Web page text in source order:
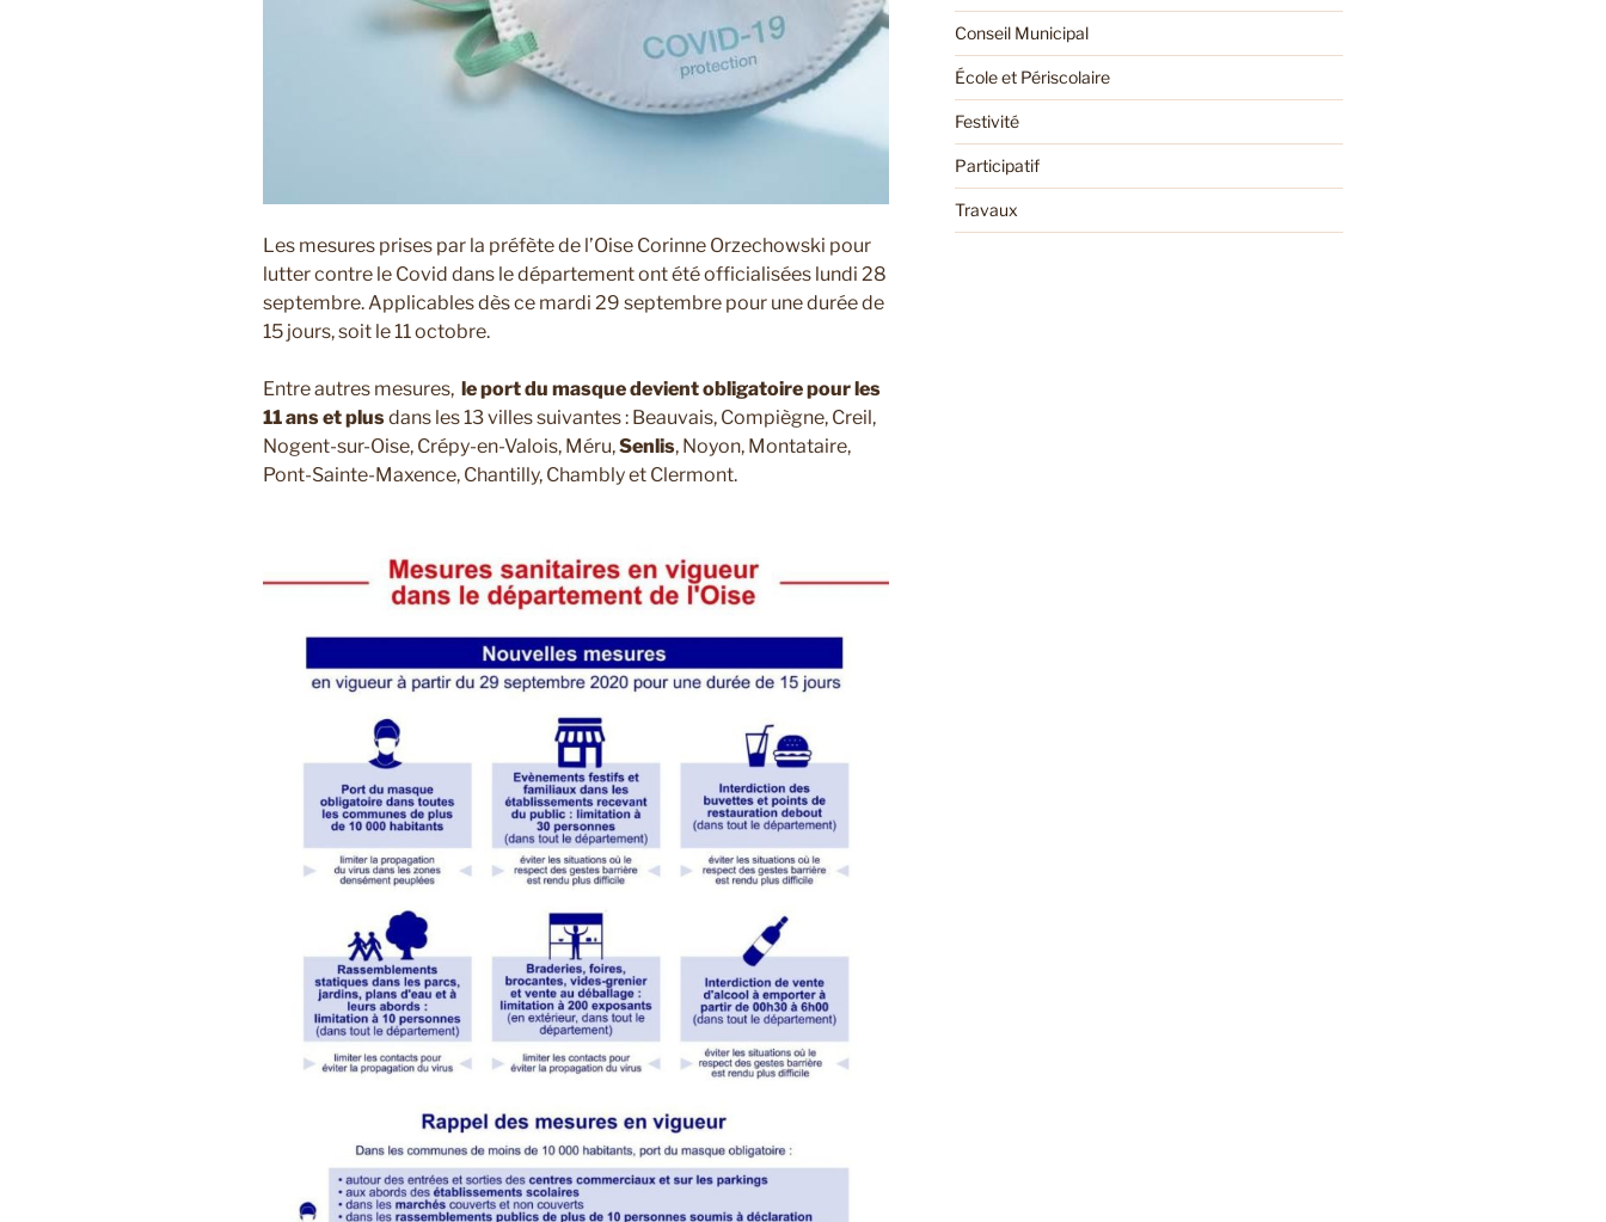
Les mesures prises par la préfète de l’Oise Corinne Orzechowski pour
lutter contre le Covid dans le département ont été officialisées lundi 28
septembre. Applicables dès ce mardi 29 septembre pour une durée de
15 jours, soit le 11 octobre.
Entre autres mesures, le port du masque devient obligatoire pour les
11 ans et plusdans les 13 villes suivantes : Beauvais, Compiègne, Creil,
Nogent-sur-Oise, Crépy-en-Valois, Méru,Senlis, Noyon, Montataire,
Pont-Sainte-Maxence, Chantilly, Chambly et Clermont.
Conseil Municipal
École et Périscolaire
Festivité
Participatif
Travaux